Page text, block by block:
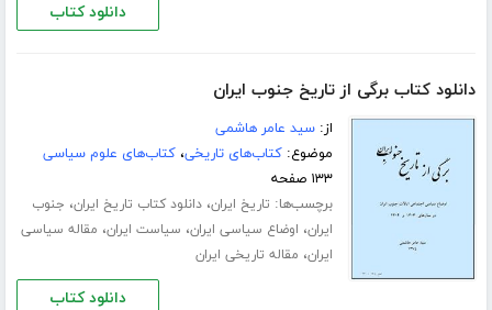
دانلود کتاب
دانلود کتاب برگی از تاریخ جنوب ایران
از:سید عامر هاشمی
موضوع:کتاب‌های تاریخی،کتاب‌های علوم سیاسی
۱۳۳ صفحه
برچسب‌ها: تاریخ ایران،دانلود کتاب تاریخ ایران، جنوب
ایران، اوضاع سیاسی ایران، سیاست ایران، مقاله سیاسی
ایران، مقاله تاریخی ایران
دانلود کتاب